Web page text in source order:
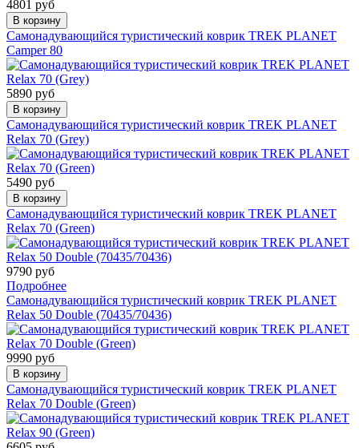
4801 руб
В корзину
Самонадувающийся туристический коврик TREK PLANET
Camper 80
5890 руб
В корзину
Самонадувающийся туристический коврик TREK PLANET
Relax 70 (Grey)
5490 руб
В корзину
Самонадувающийся туристический коврик TREK PLANET
Relax 70 (Green)
9790 руб
Подробнее
Самонадувающийся туристический коврик TREK PLANET
Relax 50 Double (70435/70436)
9990 руб
В корзину
Самонадувающийся туристический коврик TREK PLANET
Relax 70 Double (Green)